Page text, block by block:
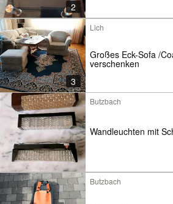
2
3
Lich
Großes Eck-Sofa /
verschenken
Butzbach
Wandleuchten mit
Butzbach